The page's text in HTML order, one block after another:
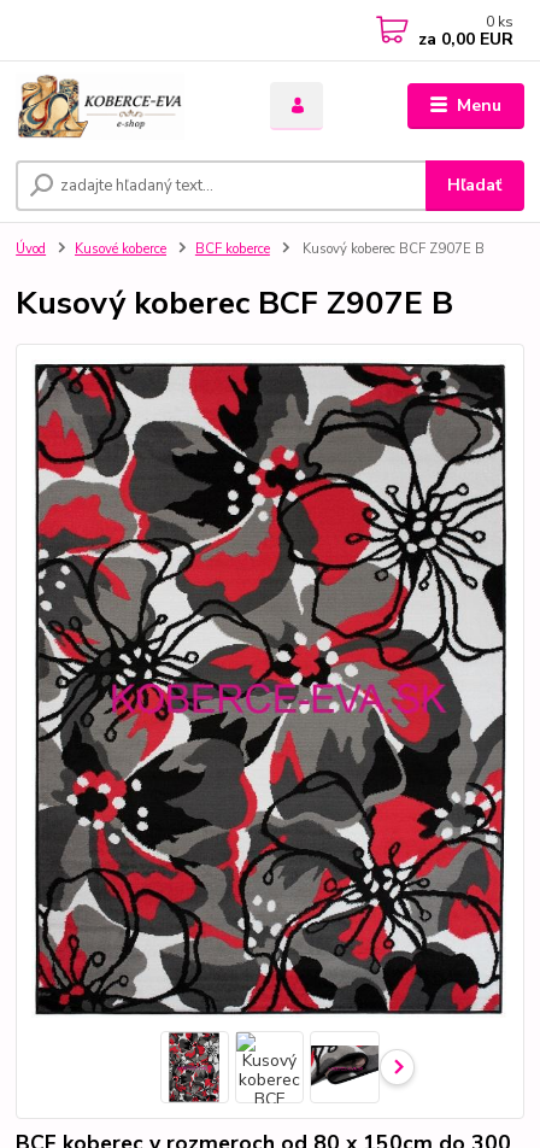
Menu
Hľadať
0 ks
za 0,00 EUR
Úvod Kusové koberce BCF koberce Kusový koberec BCF Z907E B
Kusový koberec BCF Z907E B